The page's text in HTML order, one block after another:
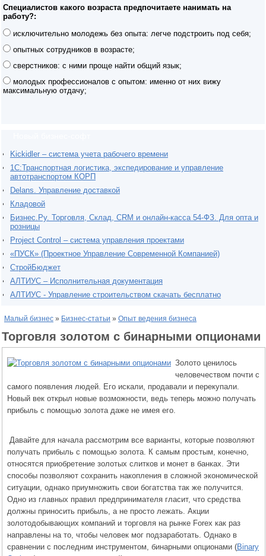
Специалистов какого возраста предпочитаете нанимать на
работу?:
исключительно молодежь без опыта: легче подстроить под себя;
опытных сотрудников в возрасте;
сверстников: с ними проще найти общий язык;
молодых профессионалов с опытом: именно от них вижу
максимальную отдачу;
Kickidler – система учета рабочего времени
1С:Транспортная логистика, экспедирование и управление
автотранспортом КОРП
Delans. Управление доставкой
Кладовой
Бизнес.Ру. Торговля, Склад, CRM и онлайн-касса 54-ФЗ. Для опта и
розницы
Project Сontrol – система управления проектами
«ПУСК» (Проектное Управление Современной Компанией)
СтройБюджет
АЛТИУС – Исполнительная документация
АЛТИУС - Управление строительством скачать бесплатно
Малый бизнес » Бизнес-статьи » Опыт ведения бизнеса
Торговля золотом с бинарными опционами
Золото ценилось
человечеством почти с
самого появления людей. Его искали, продавали и перекупали.
Новый век открыл новые возможности, ведь теперь можно получать
прибыль с помощью золота даже не имея его.
Давайте для начала рассмотрим все варианты, которые позволяют
получать прибыль с помощью золота. К самым простым, конечно,
относятся приобретение золотых слитков и монет в банках. Эти
способы позволяют сохранить накопления в сложной экономической
ситуации, однако приумножить свои богатства так же получится.
Одно из главных правил предпринимателя гласит, что средства
должны приносить прибыль, а не просто лежать. Акции
золотодобывающих компаний и торговля на рынке Forex как раз
направлены на то, чтобы человек мог подзаработать. Однако в
сравнении с последним инструментом, бинарными опционами (Binary